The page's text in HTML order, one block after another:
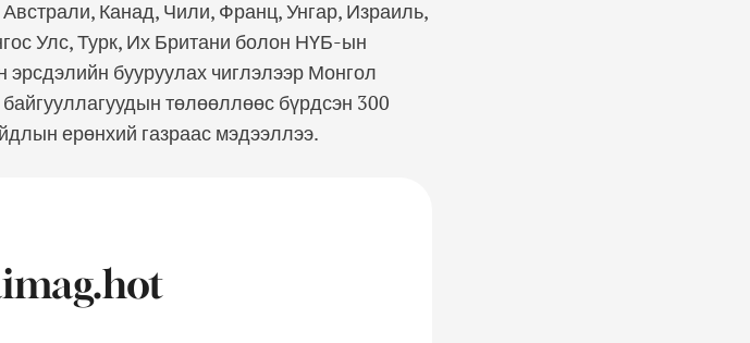
Канад, Чили, Франц, Унгар, Израиль,
Улс, Турк, Их Британи болон НҮБ-ын
бууруулах чиглэлээр Монгол
төлөөллөөс бүрдсэн 300
ерөнхий газраас мэдээллээ.